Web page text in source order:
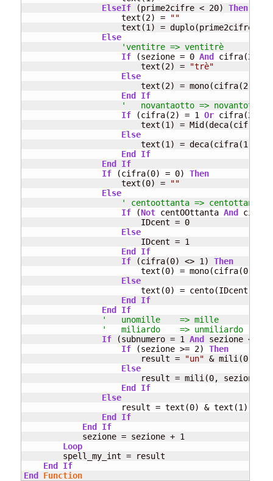
ElseIf (prime2cifre < 20) Then
                    text(2) =
""
text(1) = duplo(prime2cifre -
Else
'ventitre => ventitrè
If (sezione = 0 And
cifra(2)
                        text(2) =
"trè"
Else
                        text(2) = mono(cifra(2))
End
If
'   novantaotto => novantotto
If (cifra(2) = 1 Or cifra(2)
text(1) =
Else
                        text(1) = deca(cifra(1))
End
If
End
If
If (cifra(0) = 0) Then
                    text(0) =
""
Else
' centoottanta => centottanta
If (Not centOOttanta And
                        IDcent = 0
Else
                        IDcent = 1
End
If
If (cifra(0) <> 1) Then
text(0) = mono(cifra(0)) &
Else
                        text(0) = cento(IDcent)
End
If
End
If
'   unomille    => mille
'   miliardo    => unmiliardo
If (subnumero = 1 And
sezione <>
If (sezione >= 2) Then
                        result =
"un" & mili(0,
Else
result = mili(0, sezione)
End
If
Else
result = text(0) & text(1) &
End
If
End
If
            sezione = sezione + 1
Loop
        spell_my_int = result
End
If
End
Function